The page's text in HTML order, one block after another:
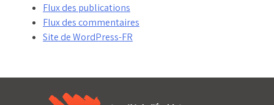
Flux des publications
Flux des commentaires
Site de WordPress-FR